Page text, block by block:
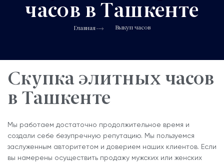
часов в Ташкенте
Главная Выкуп часов
Скупка элитных часов
в Ташкенте
Мы работаем достаточно продолжительное время и
создали себе безупречную репутацию. Мы пользуемся
заслуженным авторитетом и доверием наших клиентов. Если
вы намерены осуществить продажу мужских или женских